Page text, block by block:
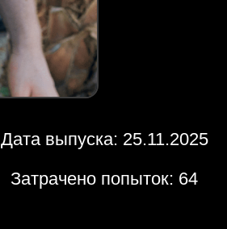
Дата выпуска: 25.11.2025
Затрачено попыток: 64